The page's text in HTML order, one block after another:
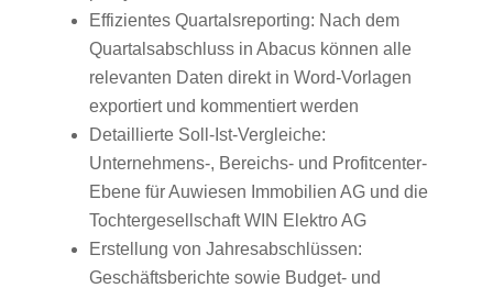
Effizientes Quartalsreporting: Nach dem
Quartalsabschluss in Abacus können alle
relevanten Daten direkt in Word-Vorlagen
exportiert und kommentiert werden
Detaillierte Soll-Ist-Vergleiche:
Unternehmens-, Bereichs- und Profitcenter-
Ebene für Auwiesen Immobilien AG und die
Tochtergesellschaft WIN Elektro AG
Erstellung von Jahresabschlüssen:
Geschäftsberichte sowie Budget- und